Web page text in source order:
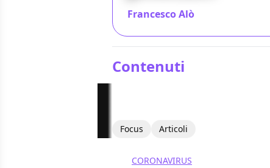
Francesco Alò
Contenuti
Focus Articoli
CORONAVIRUS